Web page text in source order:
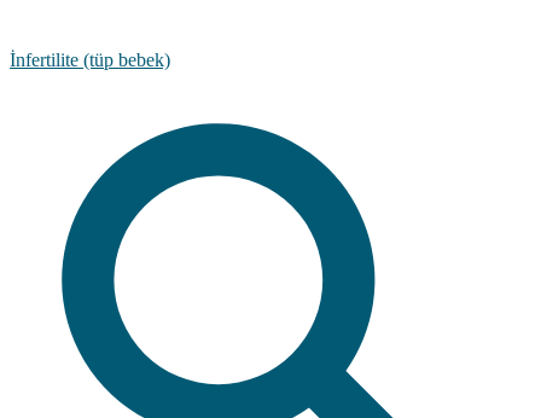
İnfertilite (tüp bebek)